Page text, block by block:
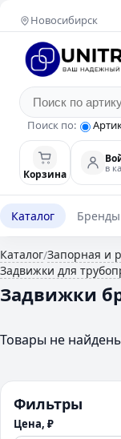
Новосибирск
Поиск по:
Корзина в
Каталог Бренды
Каталог/Запорная и
Задвижки для
Задвижки
Фильтры
Цена, ₽
Товары не